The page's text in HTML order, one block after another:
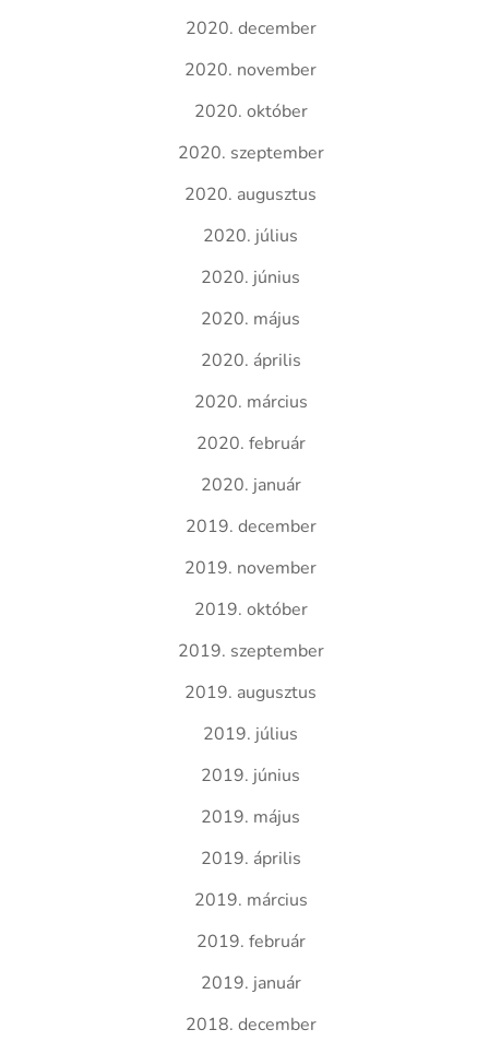
2020. december
2020. november
2020. október
2020. szeptember
2020. augusztus
2020. július
2020. június
2020. május
2020. április
2020. március
2020. február
2020. január
2019. december
2019. november
2019. október
2019. szeptember
2019. augusztus
2019. július
2019. június
2019. május
2019. április
2019. március
2019. február
2019. január
2018. december